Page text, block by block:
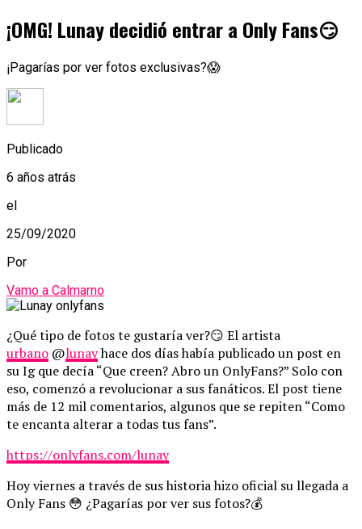
¡OMG! Lunay decidió entrar a Only Fans😏
¡Pagarías por ver fotos exclusivas?😱
Publicado
6 años atrás
el
25/09/2020
Por
Vamo a Calmarno
¿Qué tipo de fotos te gustaría ver?😏 El artista
urbano @lunayhace dos días había publicado un post en
su Ig que decía “Que creen? Abro un OnlyFans?” Solo con
eso, comenzó a revolucionar a sus fanáticos. El post tiene
más de 12 mil comentarios, algunos que se repiten “Como
te encanta alterar a todas tus fans”.
https://onlyfans.com/lunay
Hoy viernes a través de sus historia hizo oficial su llegada a
Only Fans 😳 ¿Pagarías por ver sus fotos?💰